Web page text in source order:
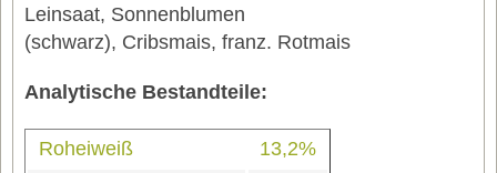
Leinsaat, Sonnenblumen
(schwarz), Cribsmais, franz. Rotmais
Analytische Bestandteile:
Roheiweiß
13,2%